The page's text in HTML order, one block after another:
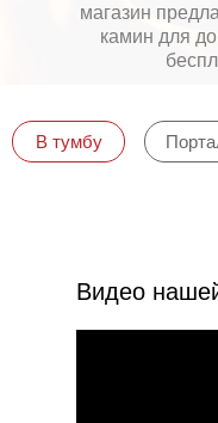
магазин
камин для
В тумбу
Видео